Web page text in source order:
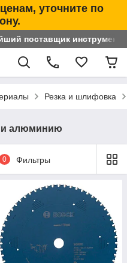
уточните по
поставщик
Резка и шлифовка
и алюминию
0 Фильтры